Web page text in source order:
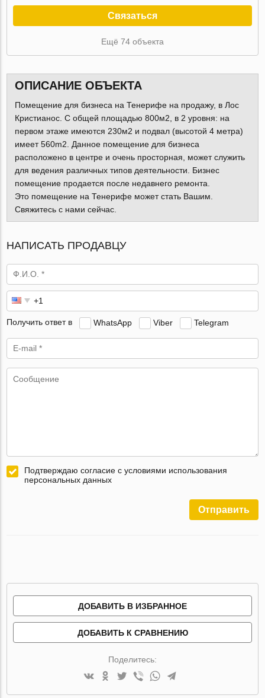
Связаться
Ещё 74 объекта
ОПИСАНИЕ ОБЪЕКТА
Помещение для бизнеса на Тенерифе на продажу, в Лос
Кристианос. С общей площадью 800м2, в 2 уровня: на
первом этаже имеются 230м2 и подвал (высотой 4 метра)
имеет 560m2. Данное помещение для бизнеса
расположено в центре и очень просторная, может служить
для ведения различных типов деятельности. Бизнес
помещение продается после недавнего ремонта.
Это помещение на Тенерифе может стать Вашим.
Свяжитесь с нами сейчас.
НАПИСАТЬ ПРОДАВЦУ
Получить ответ в WhatsApp Viber Telegram
Подтверждаю согласие с условиями использования
персональных данных
Отправить
ДОБАВИТЬ В ИЗБРАННОЕ
ДОБАВИТЬ К СРАВНЕНИЮ
Поделитесь: